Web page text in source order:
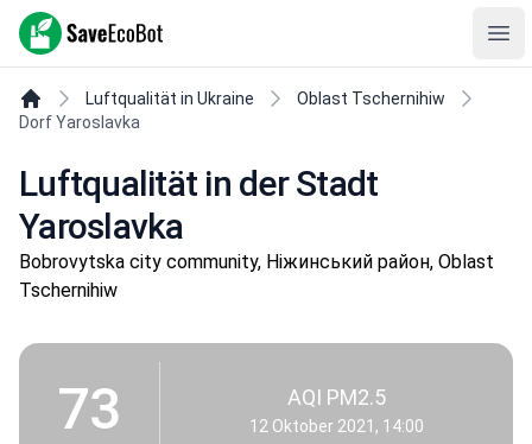
SaveEcoBot
Luftqualität in Ukraine
Oblast Tschernihiw
Dorf Yaroslavka
Luftqualität in der Stadt
Yaroslavka
Bobrovytska city community, Ніжинський район, Oblast
Tschernihiw
73 AQI PM2.5
12 Oktober 2021, 14:00